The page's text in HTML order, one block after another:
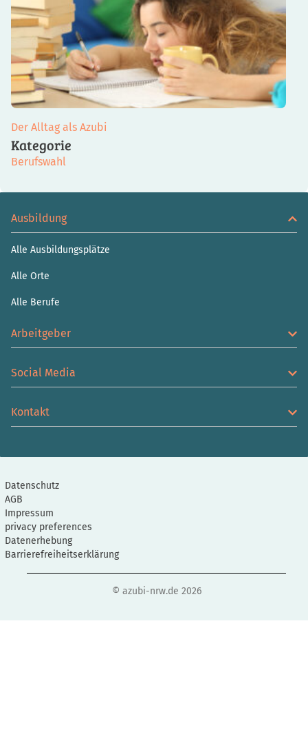
Der Alltag als Azubi
Kategorie
Berufswahl
Ausbildung
Alle Ausbildungsplätze
Alle Orte
Alle Berufe
Arbeitgeber
Social Media
Kontakt
Datenschutz
AGB
Impressum
privacy preferences
Datenerhebung
Barrierefreiheitserklärung
© azubi-nrw.de 2026